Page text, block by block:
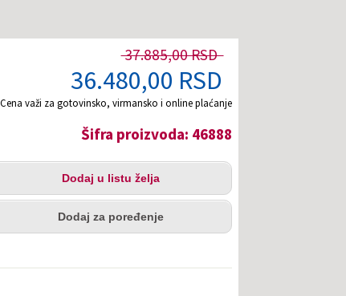
37.885,00 RSD
36.480,00 RSD
važi za gotovinsko, virmansko i online plaćanje
Šifra proizvoda: 46888
Dodaj u listu želja
Dodaj za poređenje